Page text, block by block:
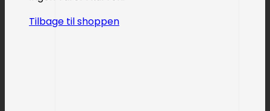
Tilbage til shoppen